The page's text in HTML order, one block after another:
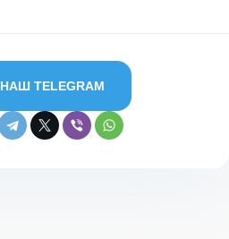
НАШ TELEGRAM